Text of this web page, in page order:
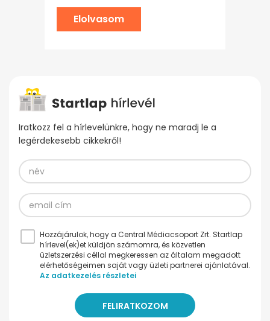
Elolvasom
Iratkozz fel a hírlevelünkre, hogy ne maradj le a
legérdekesebb cikkekről!
Hozzájárulok, hogy a Central Médiacsoport Zrt. Startlap
hírlevel(ek)et küldjön számomra, és közvetlen
üzletszerzési céllal megkeressen az általam megadott
elérhetőségeimen saját vagy üzleti partnerei ajánlatával.
Az adatkezelés részletei